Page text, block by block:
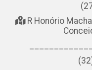
R Honório